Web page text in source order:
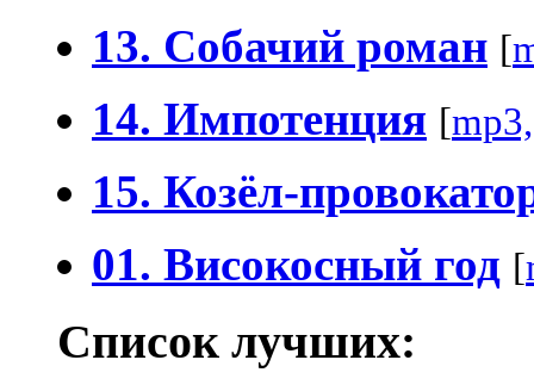
13. Собачий роман [
14. Импотенция [
15. Козёл-
01. Високосный год [
Список лучших: